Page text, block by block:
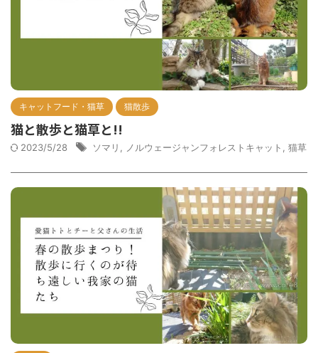
キャットフード・猫草 猫散歩
猫と散歩と猫草と!!
2023/5/28 ソマリ , ノルウェージャンフォレストキャット , 猫草